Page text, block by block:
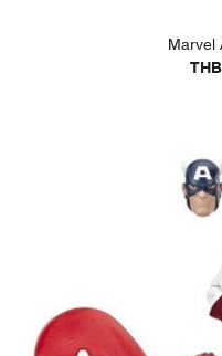
Marvel
THB